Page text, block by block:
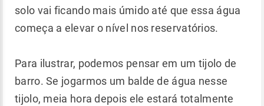
solo vai ficando mais úmido até que essa água
começa a elevar o nível nos reservatórios.
Para ilustrar, podemos pensar em um tijolo de
barro. Se jogarmos um balde de água nesse
tijolo, meia hora depois ele estará totalmente